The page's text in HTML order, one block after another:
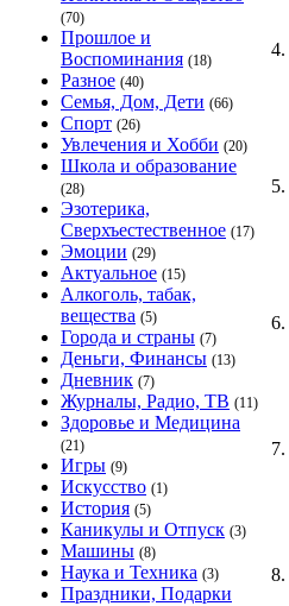
(70)
Прошлое и
Воспоминания (18)
Разное (40)
Семья, Дом, Дети (66)
Спорт (26)
Увлечения и Хобби (20)
Школа и образование
(28)
Эзотерика,
Сверхъестественное (17)
Эмоции (29)
Актуальное (15)
Алкоголь, табак,
вещества (5)
Города и страны (7)
Деньги, Финансы (13)
Дневник (7)
Журналы, Радио, ТВ (11)
Здоровье и Медицина
(21)
Игры (9)
Искусство (1)
История (5)
Каникулы и Отпуск (3)
Машины (8)
Наука и Техника (3)
Праздники, Подарки
4.
5.
6.
7.
8.